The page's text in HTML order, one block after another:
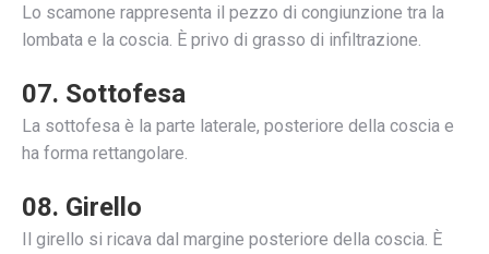
Lo scamone rappresenta il pezzo di congiunzione tra la
lombata e la coscia. È privo di grasso di infiltrazione.
07. Sottofesa
La sottofesa è la parte laterale, posteriore della coscia e
ha forma rettangolare.
08. Girello
Il girello si ricava dal margine posteriore della coscia. È